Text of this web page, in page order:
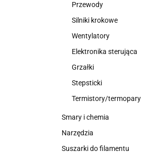
Przewody
Silniki krokowe
Wentylatory
Elektronika sterująca
Grzałki
Stepsticki
Termistory/termopary
Smary i chemia
Narzędzia
Suszarki do filamentu